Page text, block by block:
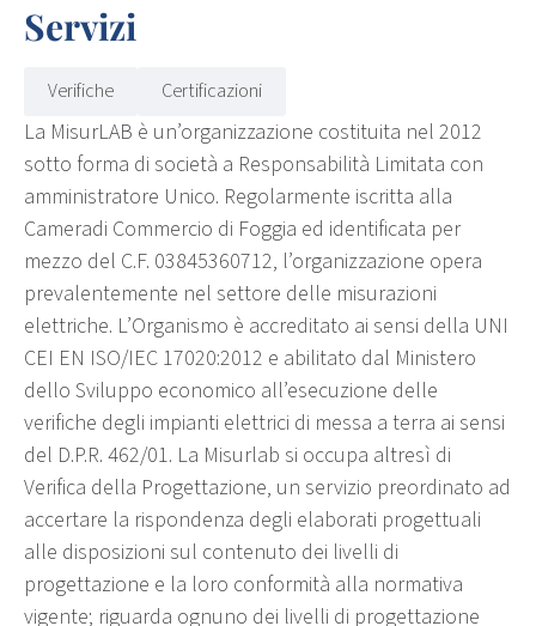
Servizi
Verifiche Certificazioni
La MisurLAB è un’organizzazione costituita nel 2012
sotto forma di società a Responsabilità Limitata con
amministratore Unico. Regolarmente iscritta alla
Cameradi Commercio di Foggia ed identificata per
mezzo del C.F. 03845360712, l’organizzazione opera
prevalentemente nel settore delle misurazioni
elettriche. L’Organismo è accreditato ai sensi della UNI
CEI EN ISO/IEC 17020:2012 e abilitato dal Ministero
dello Sviluppo economico all’esecuzione delle
verifiche degli impianti elettrici di messa a terra ai sensi
del D.P.R. 462/01. La Misurlab si occupa altresì di
Verifica della Progettazione, un servizio preordinato ad
accertare la rispondenza degli elaborati progettuali
alle disposizioni sul contenuto dei livelli di
progettazione e la loro conformità alla normativa
vigente; riguarda ognuno dei livelli di progettazione